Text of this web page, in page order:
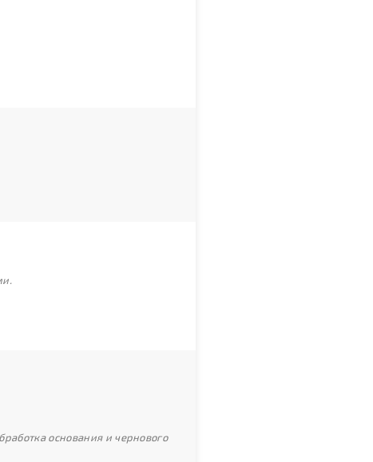
основания и чернового